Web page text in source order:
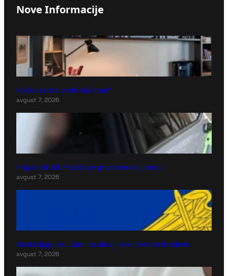
Nove Informacije
Koliko zaista vredi vaš stan?
avgust 7, 2026
Pripadnik MUP-a Srbije priveden na Jarinju
avgust 7, 2026
Nastavljaju se udari na ukrajinske teretne brodove
avgust 7, 2026